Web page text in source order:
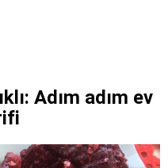
Adım adım ev